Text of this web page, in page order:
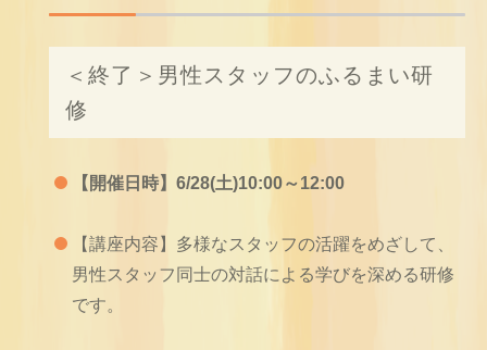
＜終了＞男性スタッフのふるまい研
修
【開催日時】6/28(土)10:00～12:00
【講座内容】多様なスタッフの活躍をめざして、
男性スタッフ同士の対話による学びを深める研修
です。